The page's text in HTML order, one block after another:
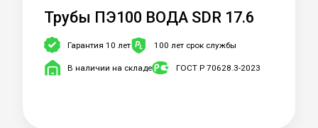
Трубы ПЭ100 ВОДА SDR 17.6
Гарантия 10 лет 100 лет срок службы
В наличии на складе ГОСТ Р 70628.3-2023